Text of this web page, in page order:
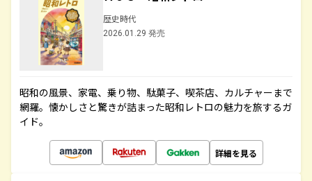
歴史時代
2026.01.29 発売
昭和の風景、家電、乗り物、駄菓子、喫茶店、カルチャーまで
網羅。懐かしさと驚きが詰まった昭和レトロの魅力を旅するガ
イド。
詳細を見る